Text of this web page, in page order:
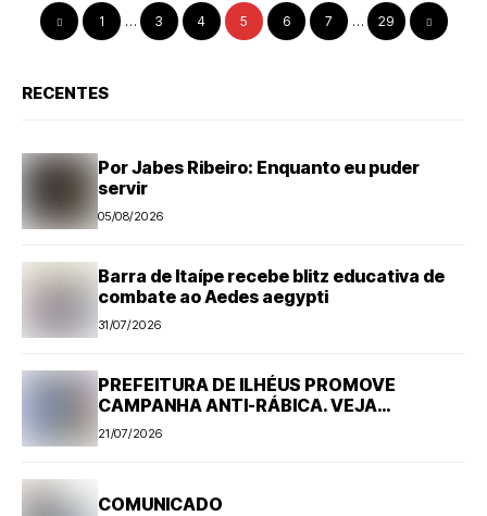
1 … 3 4 5 6 7 … 29
RECENTES
Por Jabes Ribeiro: Enquanto eu puder
servir
05/08/2026
Barra de Itaípe recebe blitz educativa de
combate ao Aedes aegypti
31/07/2026
PREFEITURA DE ILHÉUS PROMOVE
CAMPANHA ANTI-RÁBICA. VEJA
PROGRAMAÇÃO
21/07/2026
COMUNICADO